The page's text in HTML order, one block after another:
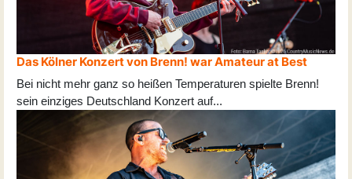
Das Kölner Konzert von Brenn! war Amateur at Best
Bei nicht mehr ganz so heißen Temperaturen spielte Brenn!
sein einziges Deutschland Konzert auf...